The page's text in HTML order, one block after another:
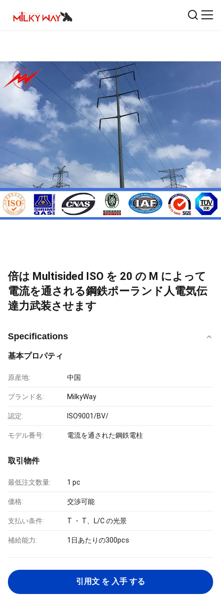
倍は Multisided ISO を 20 の M によって
電流を通される鋼鉄ポーランド人電気伝
達力武装させます
Specifications
基本プロパティ
原産地: 中国
ブランド名: MilkyWay
認定: ISO9001/BV/
モデル番号: 電流を通された鋼鉄電柱
取引物件
最低注文数量: 1 pc
価格: 交渉可能
支払い条件: T ・ T、L/C の光景
補給能力: 1日あたりの300pcs
引用文 を 入手 する